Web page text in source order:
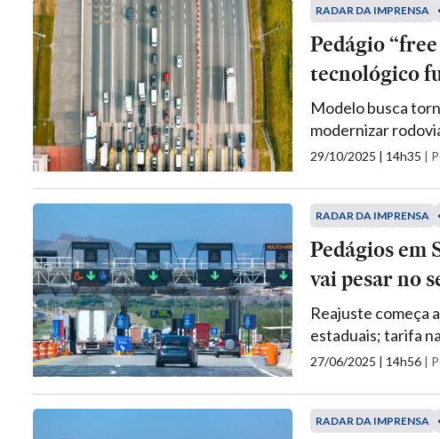
RADAR DA IMPRENSA
Pedágio
tecnológico
Modelo busca
modernizar
29/10/2025 | 14h35 |
RADAR DA IMPRENSA
Pedágios em
vai pesar no
Reajuste começa
estaduais; tarifa
27/06/2025 | 14h56 |
RADAR DA IMPRENSA